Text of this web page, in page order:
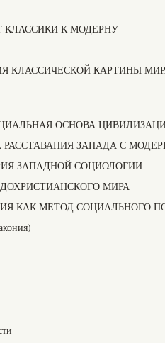
К МОДЕРНУ
КЛАССИЧЕСКОЙ КАРТИНЫ
ОСНОВА
ЗАПАДА С
ЗАПАДНОЙ СОЦИОЛОГИИ
МИРА
КАК МЕТОД СОЦИАЛЬНОГО